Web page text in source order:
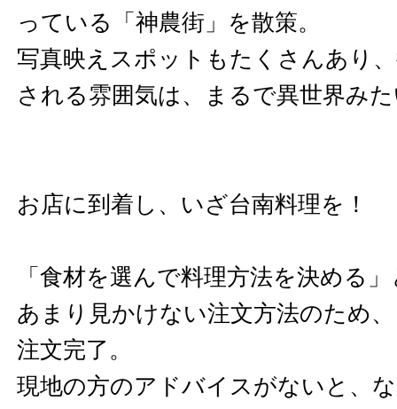
っている「神農街」を散策。
写真映えスポットもたくさんあり
される雰囲気は、まるで異世界み
お店に到着し、いざ台南料理を！
「食材を選んで料理方法を決める
あまり見かけない注文方法のため
注文完了。
現地の方のアドバイスがないと、